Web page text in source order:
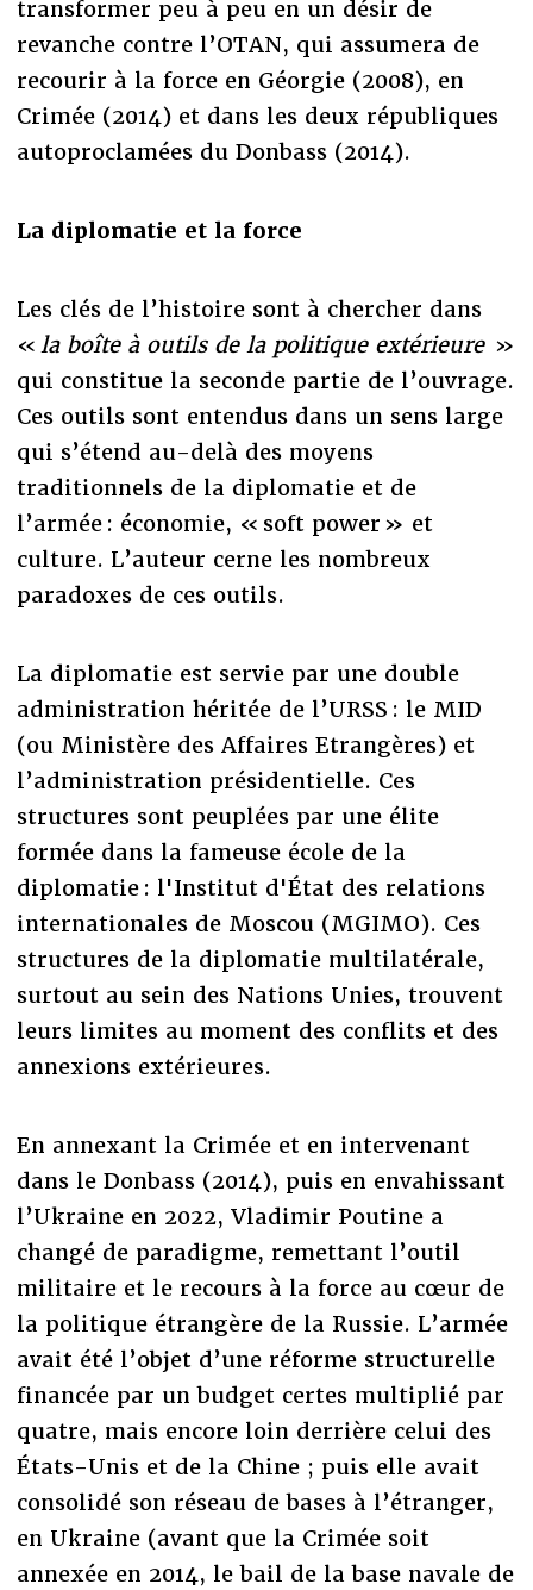
transformer peu à peu en un désir de
revanche contre l’OTAN, qui assumera de
recourir à la force en Géorgie (2008), en
Crimée (2014) et dans les deux républiques
autoproclamées du Donbass (2014).
La diplomatie et la force
Les clés de l’histoire sont à chercher dans
« la boîte à outils de la politique extérieure »
qui constitue la seconde partie de l’ouvrage.
Ces outils sont entendus dans un sens large
qui s’étend au-delà des moyens
traditionnels de la diplomatie et de
l’armée : économie, « soft power » et
culture. L’auteur cerne les nombreux
paradoxes de ces outils.
La diplomatie est servie par une double
administration héritée de l’URSS : le MID
(ou Ministère des Affaires Etrangères) et
l’administration présidentielle. Ces
structures sont peuplées par une élite
formée dans la fameuse école de la
diplomatie : l'Institut d'État des relations
internationales de Moscou (MGIMO). Ces
structures de la diplomatie multilatérale,
surtout au sein des Nations Unies, trouvent
leurs limites au moment des conflits et des
annexions extérieures.
En annexant la Crimée et en intervenant
dans le Donbass (2014), puis en envahissant
l’Ukraine en 2022, Vladimir Poutine a
changé de paradigme, remettant l’outil
militaire et le recours à la force au cœur de
la politique étrangère de la Russie. L’armée
avait été l’objet d’une réforme structurelle
financée par un budget certes multiplié par
quatre, mais encore loin derrière celui des
États-Unis et de la Chine ; puis elle avait
consolidé son réseau de bases à l’étranger,
en Ukraine (avant que la Crimée soit
annexée en 2014, le bail de la base navale de